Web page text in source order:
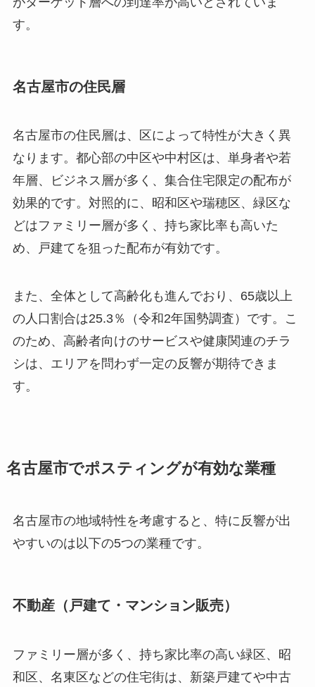
す。
名古屋市の住民層
名古屋市の住民層は、区によって特性が大きく異
なります。都心部の中区や中村区は、単身者や若
年層、ビジネス層が多く、集合住宅限定の配布が
効果的です。対照的に、昭和区や瑞穂区、緑区な
どはファミリー層が多く、持ち家比率も高いた
め、戸建てを狙った配布が有効です。
また、全体として高齢化も進んでおり、65歳以上
の人口割合は25.3％（令和2年国勢調査）です。こ
のため、高齢者向けのサービスや健康関連のチラ
シは、エリアを問わず一定の反響が期待できま
す。
名古屋市でポスティングが有効な業種
名古屋市の地域特性を考慮すると、特に反響が出
やすいのは以下の5つの業種です。
不動産（戸建て・マンション販売）
ファミリー層が多く、持ち家比率の高い緑区、昭
和区、名東区などの住宅街は、新築戸建てや中古